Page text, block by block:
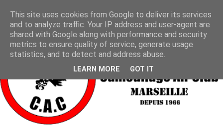
This site uses cookies from Google to deliver its services
and to analyze traffic. Your IP address and user-agent are
shared with Google along with performance and security
metrics to ensure quality of service, generate usage
statistics, and to detect and address abuse.
LEARN MORE GOT IT